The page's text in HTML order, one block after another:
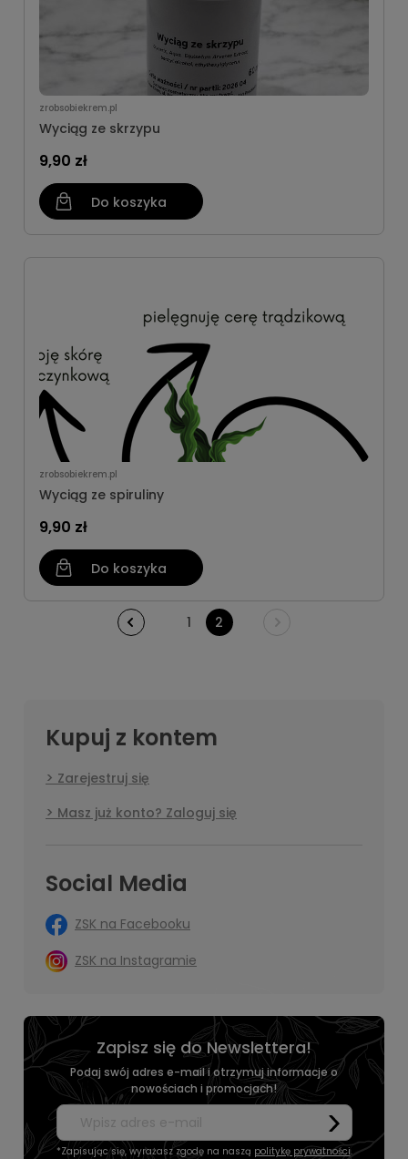
zrobsobiekrem.pl
Wyciąg ze skrzypu
9,90 zł
Do koszyka
zrobsobiekrem.pl
Wyciąg ze spiruliny
9,90 zł
Do koszyka
1 2
Kupuj z kontem
Zarejestruj się
Masz już konto? Zaloguj się
Social Media
ZSK na Facebooku
ZSK na Instagramie
Zapisz się do Newslettera!
Podaj swój adres e-mail i otrzymuj informacje o
nowościach i promocjach!
*Zapisując się, wyrażasz zgodę na naszą politykę prywatności.